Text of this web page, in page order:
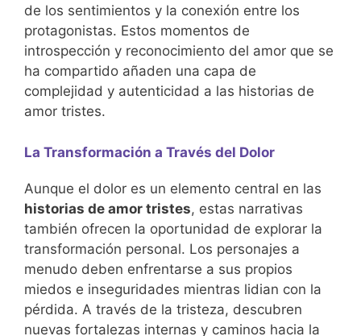
de los sentimientos y la conexión entre los
protagonistas. Estos momentos de
introspección y reconocimiento del amor que se
ha compartido añaden una capa de
complejidad y autenticidad a las historias de
amor tristes.
La Transformación a Través del Dolor
Aunque el dolor es un elemento central en las
historias de amor tristes, estas narrativas
también ofrecen la oportunidad de explorar la
transformación personal. Los personajes a
menudo deben enfrentarse a sus propios
miedos e inseguridades mientras lidian con la
pérdida. A través de la tristeza, descubren
nuevas fortalezas internas y caminos hacia la